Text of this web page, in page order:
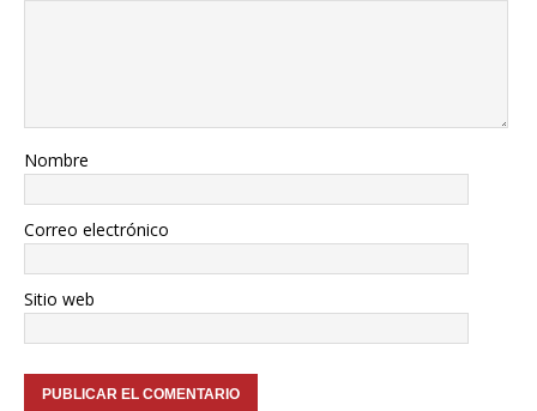
Nombre
Correo electrónico
Sitio web